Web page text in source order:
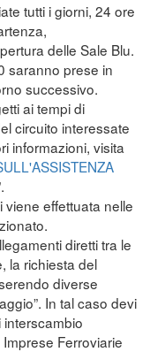
tutti i giorni, 24 ore
delle Sale Blu.
saranno prese in
successivo.
ai tempi di
circuito interessate
informazioni, visita
viene effettuata nelle
diretti tra le
la richiesta del
diverse
In tal caso devi
Ferroviarie